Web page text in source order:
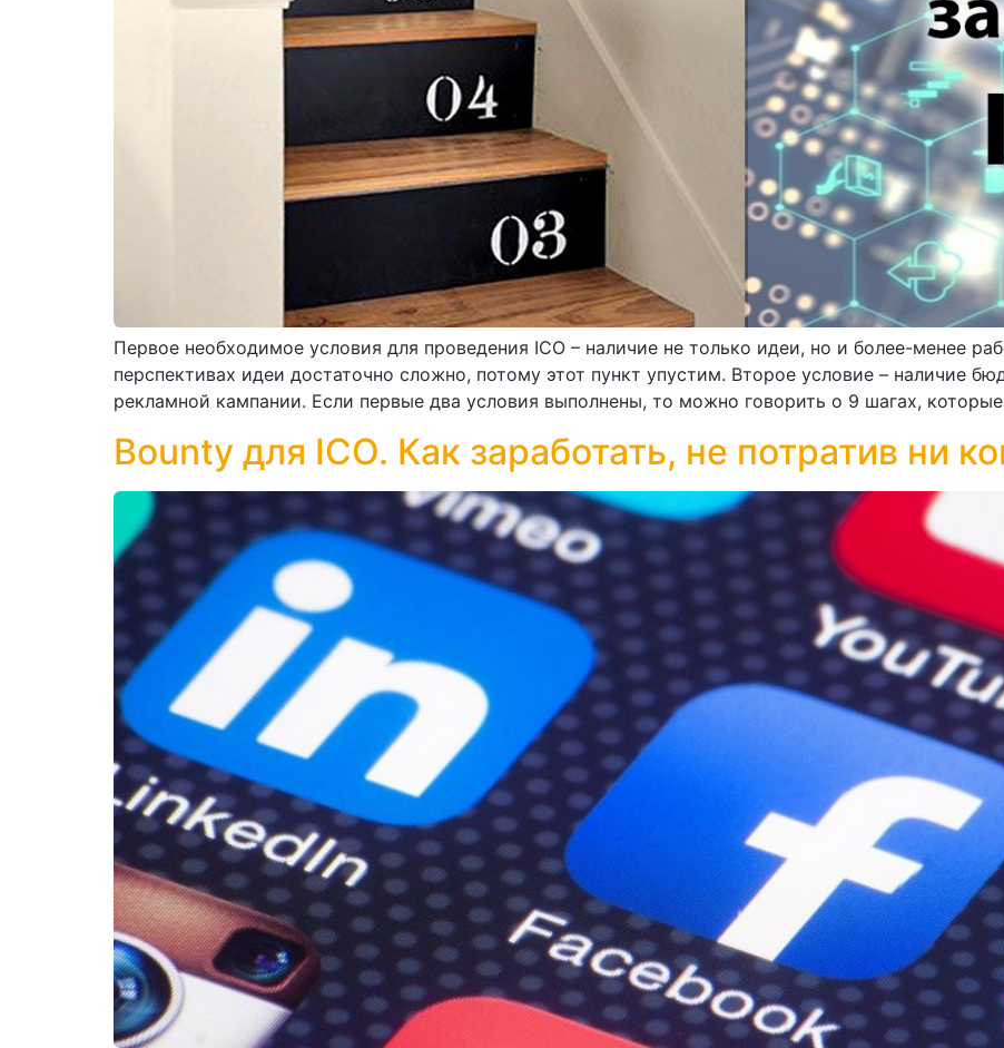
Первое необходимое условия для проведения ICO – наличие не только идеи, но и более-менее
перспективах идеи достаточно сложно, потому этот пункт упустим. Второе условие – наличие
рекламной кампании. Если первые два условия выполнены, то можно говорить о 9 шагах,
Bounty для ICO. Как заработать, не потратив ни